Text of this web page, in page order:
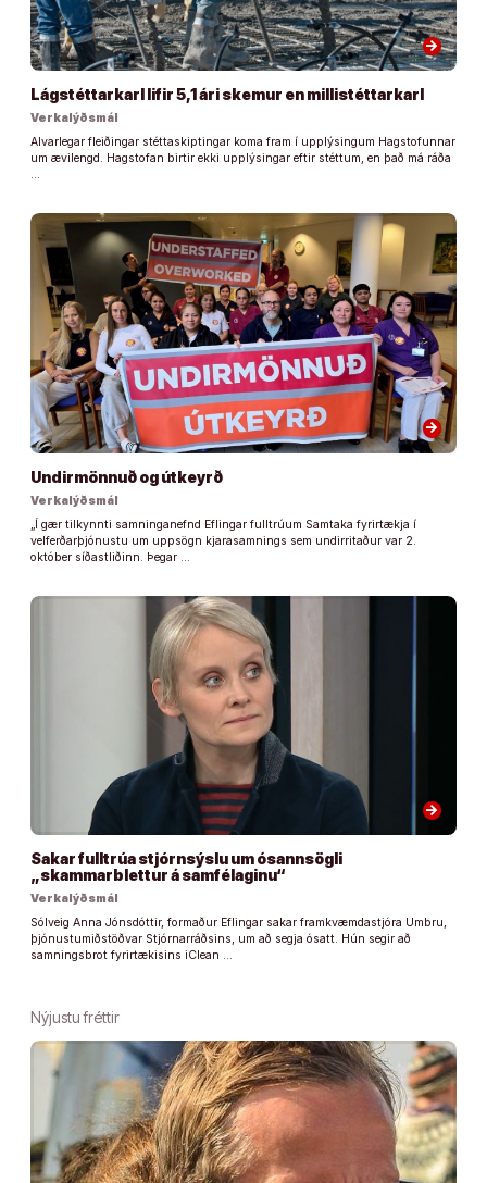
arrow_forward
Lágstéttarkarl lifir 5,1 ári skemur en millistéttarkarl
Verkalýðsmál
Alvarlegar fleiðingar stéttaskiptingar koma fram í upplýsingum Hagstofunnar
um ævilengd. Hagstofan birtir ekki upplýsingar eftir stéttum, en það má ráða
…
arrow_forward
Undirmönnuð og útkeyrð
Verkalýðsmál
„Í gær tilkynnti samninganefnd Eflingar fulltrúum Samtaka fyrirtækja í
velferðarþjónustu um uppsögn kjarasamnings sem undirritaður var 2.
október síðastliðinn. Þegar …
arrow_forward
Sakar fulltrúa stjórnsýslu um ósannsögli
„skammarblettur á samfélaginu“
Verkalýðsmál
Sólveig Anna Jónsdóttir, formaður Eflingar sakar framkvæmdastjóra Umbru,
þjónustumiðstöðvar Stjórnarráðsins, um að segja ósatt. Hún segir að
samningsbrot fyrirtækisins iClean …
Nýjustu fréttir